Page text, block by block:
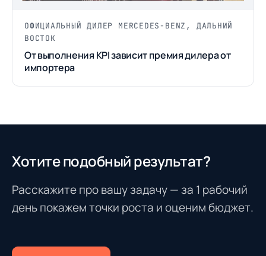
ОФИЦИАЛЬНЫЙ ДИЛЕР MERCEDES-BENZ, ДАЛЬНИЙ
ВОСТОК
От выполнения KPI зависит премия дилера от
импортера
Хотите подобный результат?
Расскажите про вашу задачу — за 1 рабочий
день покажем точки роста и оценим бюджет.